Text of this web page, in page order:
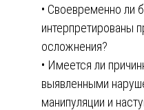
• Своевременно ли
интерпретированы
осложнения?
• Имеется ли
выявленными
манипуляции и